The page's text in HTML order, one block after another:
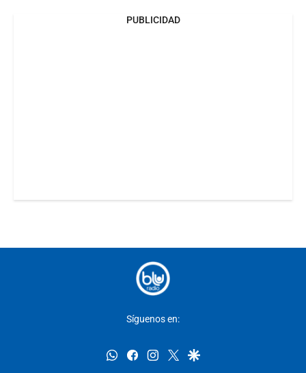
PUBLICIDAD
Síguenos en:
whatsappfacebookinstagram
twittergoogle